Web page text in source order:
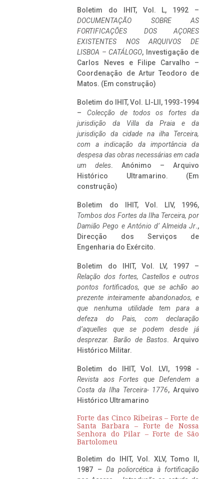
Boletim do IHIT, Vol. L, 1992 –
DOCUMENTAÇÃO SOBRE AS
FORTIFICAÇÕES DOS AÇORES
EXISTENTES NOS ARQUIVOS DE
LISBOA – CATÁLOGO, Investigação de
Carlos Neves e Filipe Carvalho –
Coordenação de Artur Teodoro de
Matos. (Em construção)
Boletim do IHIT, Vol. LI-LII, 1993-1994
– Colecção de todos os fortes da
jurisdição da Villa da Praia e da
jurisdição da cidade na ilha Terceira,
com a indicação da importância da
despesa das obras necessárias em cada
um deles. Anónimo – Arquivo
Histórico Ultramarino. (Em
construção)
Boletim do IHIT, Vol. LIV, 1996,
Tombos dos Fortes da Ilha Terceira, por
Damião Pego e António d’ Almeida Jr.,
Direcção dos Serviços de
Engenharia do Exército.
Boletim do IHIT, Vol. LV, 1997 –
Relação dos fortes, Castellos e outros
pontos fortificados, que se achão ao
prezente inteiramente abandonados, e
que nenhuma utilidade tem para a
defeza do Pais, com declaração
d’aquelles que se podem desde já
desprezar. Barão de Bastos. Arquivo
Histórico Militar.
Boletim do IHIT, Vol. LVI, 1998 -
Revista aos Fortes que Defendem a
Costa da Ilha Terceira- 1776, Arquivo
Histórico Ultramarino
Forte das Cinco Ribeiras – Forte de
Santa Barbara – Forte de Nossa
Senhora do Pilar – Forte de São
Bartolomeu
Boletim do IHIT, Vol. XLV, Tomo II,
1987 – Da poliorcética à fortificação